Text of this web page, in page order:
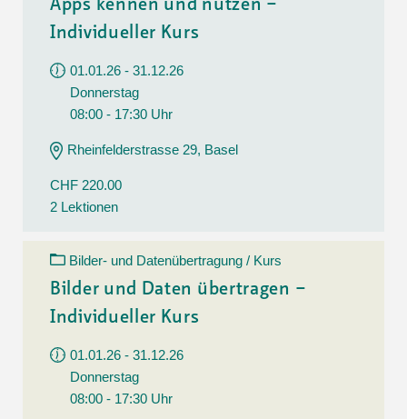
Apps kennen und nutzen –
Individueller Kurs
01.01.26 - 31.12.26
Donnerstag
08:00 - 17:30 Uhr
Rheinfelderstrasse 29, Basel
CHF 220.00
2 Lektionen
Bilder- und Datenübertragung / Kurs
Bilder und Daten übertragen –
Individueller Kurs
01.01.26 - 31.12.26
Donnerstag
08:00 - 17:30 Uhr